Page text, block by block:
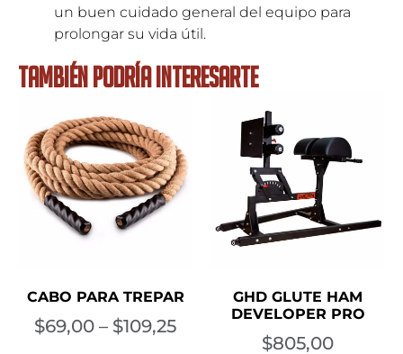
un buen cuidado general del equipo para
prolongar su vida útil.
TAMBIÉN PODRÍA INTERESARTE
CABO PARA TREPAR
$69,00 – $109,25
GHD GLUTE HAM
DEVELOPER PRO
$805,00